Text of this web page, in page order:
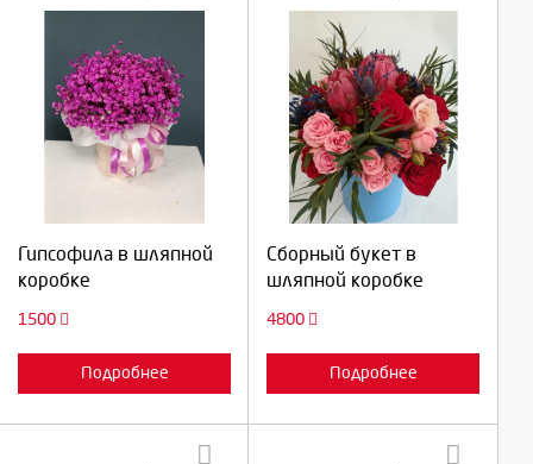
Гипсофила в шляпной
коробке
1500
Подробнее
Выберите количество:
Сборный букет в
шляпной коробке
4800
Подробнее
Выберите количество:
Отмена